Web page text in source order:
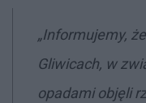
„Informujemy,
Gliwicach, w
opadami objęli